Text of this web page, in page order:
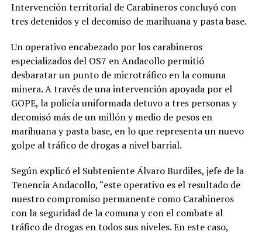
Intervención territorial de Carabineros concluyó con
tres detenidos y el decomiso de marihuana y pasta base.
Un operativo encabezado por los carabineros
especializados del OS7 en Andacollo permitió
desbaratar un punto de microtráfico en la comuna
minera. A través de una intervención apoyada por el
GOPE, la policía uniformada detuvo a tres personas y
decomisó más de un millón y medio de pesos en
marihuana y pasta base, en lo que representa un nuevo
golpe al tráfico de drogas a nivel barrial.
Según explicó el Subteniente Álvaro Burdiles, jefe de la
Tenencia Andacollo, “este operativo es el resultado de
nuestro compromiso permanente como Carabineros
con la seguridad de la comuna y con el combate al
tráfico de drogas en todos sus niveles. En este caso,